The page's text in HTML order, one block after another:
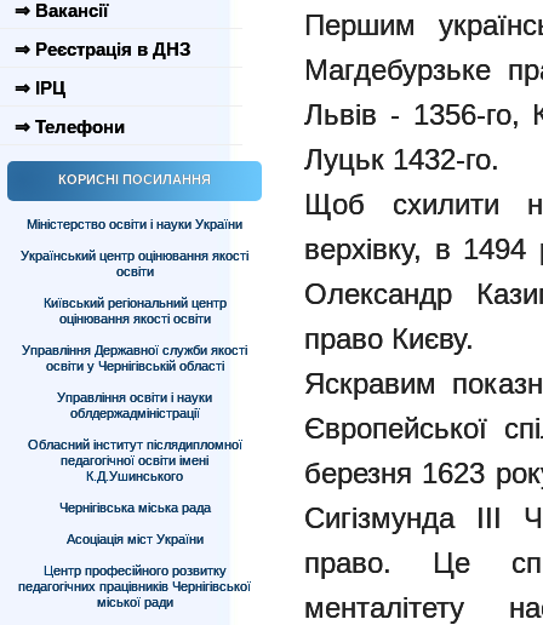
⇒ Вакансії
⇒ Реєстрація в ДНЗ
⇒ ІРЦ
⇒ Телефони
КОРИСНІ ПОСИЛАННЯ
Міністерство освіти і науки України
Український центр оцінювання якості
освіти
Київський регіональний центр
оцінювання якості освіти
Управління Державної служби якості
освіти у Чернігівській області
Управління освіти і науки
облдержадміністрації
Обласний інститут післядипломної
педагогічної освіти імені
К.Д.Ушинського
Чернігівська міська рада
Асоціація міст України
Центр професійного розвитку
педагогічних працівників Чернігівської
міської ради
Першим
Магдебурзьке
Львів - 1356-го,
Луцьк 1432-го.
Щоб схилити
верхівку, в 1494
Олександр
право Києву.
Яскравим
Європейської
березня 1623
Сигізмунда ІІІ
право. Це
менталітету